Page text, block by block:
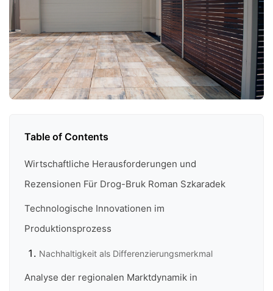
Table of Contents
Wirtschaftliche Herausforderungen und
Rezensionen Für Drog-Bruk Roman Szkaradek
Technologische Innovationen im
Produktionsprozess
Nachhaltigkeit als Differenzierungsmerkmal
Analyse der regionalen Marktdynamik in